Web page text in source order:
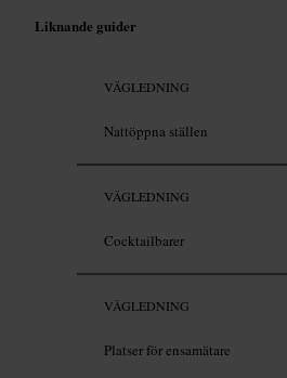
Liknande guider
VÄGLEDNING
Nattöppna ställen
VÄGLEDNING
Cocktailbarer
VÄGLEDNING
Platser för ensamätare